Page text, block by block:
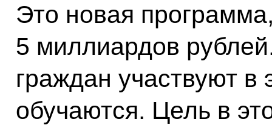
Это новая
5 миллиардов
граждан участвуют в
обучаются. Цель в